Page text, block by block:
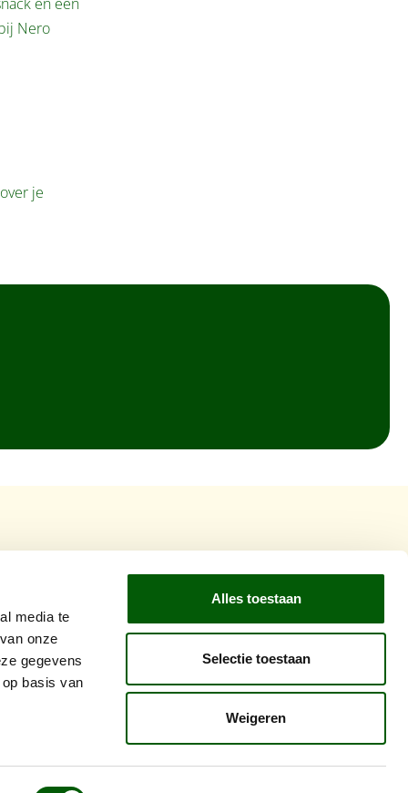
media te
onze
gegevens
basis van
Alles toestaan
Selectie toestaan
Weigeren
Nero
je
*